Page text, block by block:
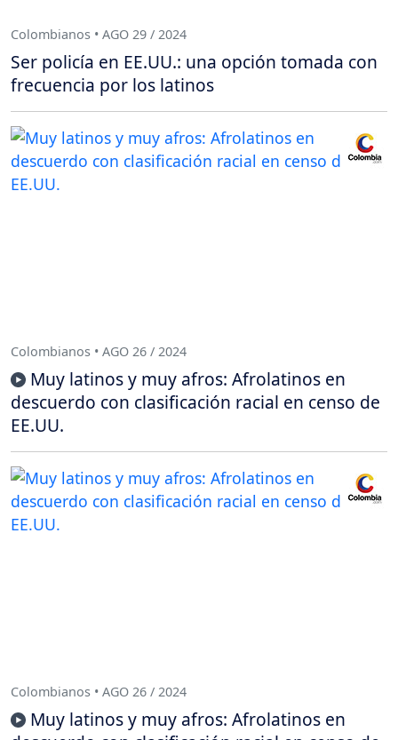
Colombianos • AGO 29 / 2024
Ser policía en EE.UU.: una opción tomada con
frecuencia por los latinos
Colombianos • AGO 26 / 2024
Muy latinos y muy afros: Afrolatinos en
descuerdo con clasificación racial en censo de
EE.UU.
Colombianos • AGO 26 / 2024
Muy latinos y muy afros: Afrolatinos en